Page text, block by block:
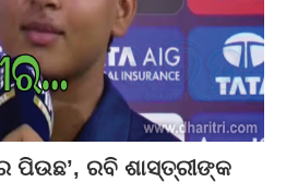
ପିଉଛ’, ରବି ଶାସ୍ତ୍ରୀଙ୍କ